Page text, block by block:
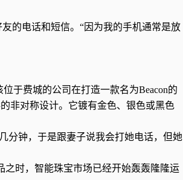
的电话和短信。“因为我的手机通常是放
于费城的公司在打造一款名为Beacon的
非对称设计。它镀有金色、银色或黑色
分钟，于是跟妻子说我会打她电话，但她
之时，智能珠宝市场已经开始轰轰隆隆运